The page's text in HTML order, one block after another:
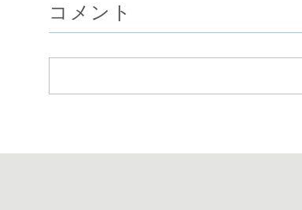
コメント